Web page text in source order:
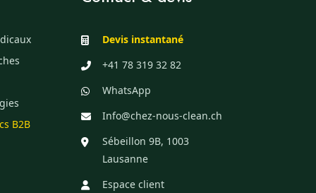
B2B
Devis instantané
+41 78 319 32 82
WhatsApp
Info@chez-nous-clean.ch
Sébeillon 9B, 1003
Lausanne
Espace client